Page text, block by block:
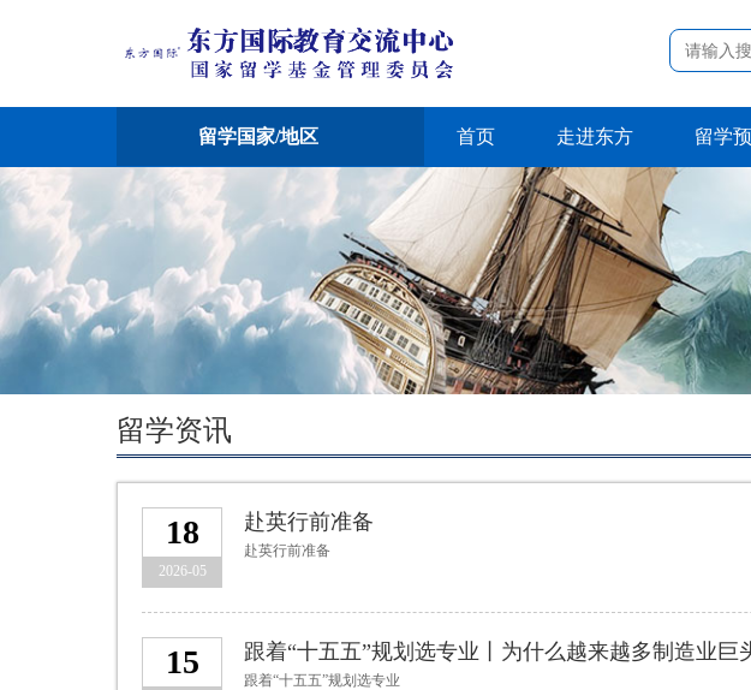
留学国家/地区 首页 走进东方 留学
留学资讯
18
2026-05
赴英行前准备
赴英行前准备
15 跟着“十五五”规划选专业